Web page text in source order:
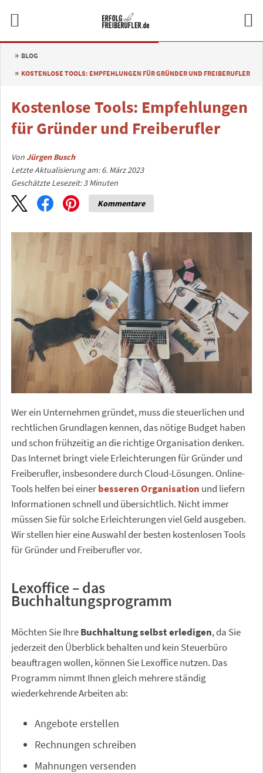
BLOG
KOSTENLOSE TOOLS: EMPFEHLUNGEN FÜR GRÜNDER UND FREIBERUFLER
Kostenlose Tools: Empfehlungen
für Gründer und Freiberufler
VonJürgen Busch
Letzte Aktualisierung am: 6. März 2023
Geschätzte Lesezeit:3 Minuten
Kommentare
Wer ein Unternehmen gründet, muss die steuerlichen und
rechtlichen Grundlagen kennen, das nötige Budget haben
und schon frühzeitig an die richtige Organisation denken.
Das Internet bringt viele Erleichterungen für Gründer und
Freiberufler, insbesondere durch Cloud-Lösungen. Online-
Tools helfen bei einerbesseren Organisation und liefern
Informationen schnell und übersichtlich. Nicht immer
müssen Sie für solche Erleichterungen viel Geld ausgeben.
Wir stellen hier eine Auswahl der besten kostenlosen Tools
für Gründer und Freiberufler vor.
Lexoffice – das
Buchhaltungsprogramm
Möchten Sie IhreBuchhaltung selbst erledigen, da Sie
jederzeit den Überblick behalten und kein Steuerbüro
beauftragen wollen, können Sie Lexoffice nutzen. Das
Programm nimmt Ihnen gleich mehrere ständig
wiederkehrende Arbeiten ab:
Angebote erstellen
Rechnungen schreiben
Mahnungen versenden